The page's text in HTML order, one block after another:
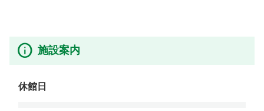
施設案内
休館日